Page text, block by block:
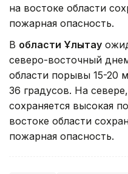
на востоке области
пожарная опасность.
В области Ұлытау
северо-восточный
области порывы 15-20
36 градусов. На
сохраняется высокая
востоке области
пожарная опасность.